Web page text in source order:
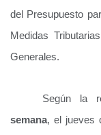
del Presupuesto
Medidas
Generales.
Según la
semana, el jueves